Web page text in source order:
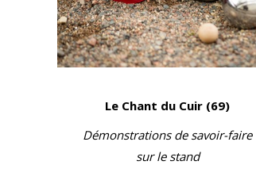
Le Chant du Cuir (69)
Démonstrations de savoir-faire
sur le stand